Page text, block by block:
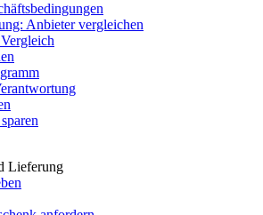
Anbieter vergleichen
Lieferung